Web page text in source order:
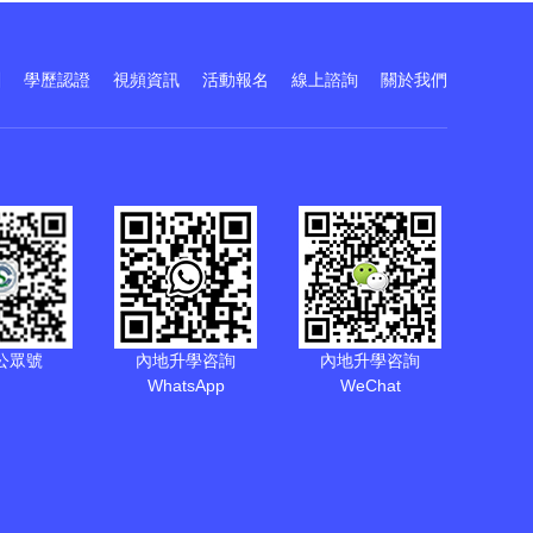
學歷認證 視頻資訊 活動報名 線上諮詢 關於我們
眾號
內地升學咨詢
WhatsApp
內地升學咨詢
WeChat